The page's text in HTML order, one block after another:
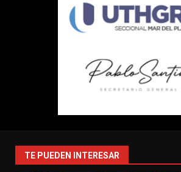
TE PUEDEN INTERESAR